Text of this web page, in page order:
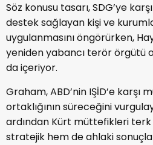
Söz konusu tasarı, SDG’ye
destek sağlayan kişi ve
uygulanmasını öngörürken,
yeniden yabancı terör örgütü
da içeriyor.
Graham, ABD’nin IŞİD’e karşı
ortaklığının süreceğini
ardından Kürt müttefikleri
stratejik hem de ahlaki